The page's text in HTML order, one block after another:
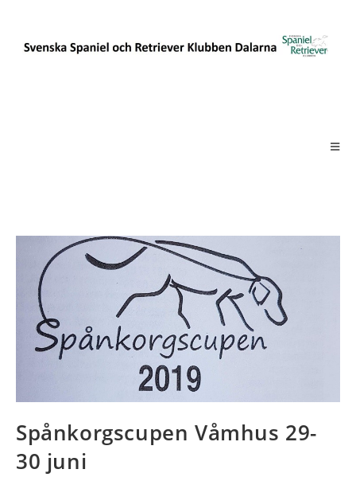
Spånkorgscupen Våmhus 29-
30 juni